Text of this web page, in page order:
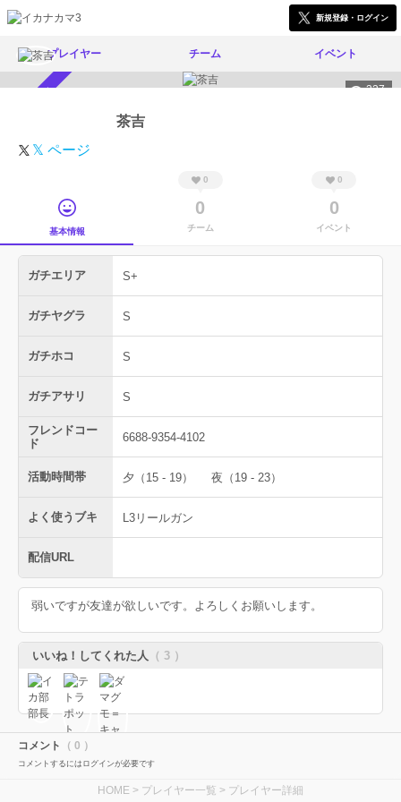
新規登録・ログイン
プレイヤー チーム イベント
327
茶吉
𝕏 ページ
基本情報
0
0
チーム
0
0
イベント
ガチエリア S+
ガチヤグラ S
ガチホコ S
ガチアサリ S
フレンドコー
ド
6688-9354-4102
活動時間帯 夕（15 - 19） 夜（19 - 23）
よく使うブキ L3リールガン
配信URL
弱いですが友達が欲しいです。よろしくお願いします。
いいね！してくれた人 （ 3 ）
コメント （ 0 ）
コメントするにはログインが必要です
HOME > プレイヤー一覧 > プレイヤー詳細